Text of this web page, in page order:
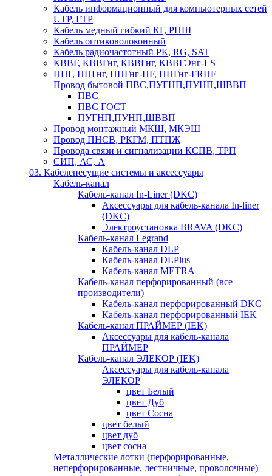
Кабель информационный для компьютерных сетей
UTP, FTP
Кабель медный гибкий КГ, РПШ
Кабель оптиковолоконный
Кабель радиочастотный РК, RG, SAT
КВВГ, КВВГнг, КВВГнг, КВВГЭнг-LS
ППГ, ППГнг, ППГнг-HF, ППГнг-FRHF
Провод бытовой ПВС,ПУГНП,ПУНП,ШВВП
ПВС
ПВС ГОСТ
ПУГНП,ПУНП,ШВВП
Провод монтажный МКШ, МКЭШ
Провод ПНСВ, РКГМ, ПТПЖ
Провода связи и сигнализации КСПВ, ТРП
СИП, АС, А
03. Кабеленесущие системы и аксессуары
Кабель-канал
Кабель-канал In-Liner (DKC)
Аксессуары для кабель-канала In-liner
(DKC)
Электроустановка BRAVA (DKC)
Кабель-канал Legrand
Кабель-канал DLP
Кабель-канал DLPlus
Кабель-канал METRA
Кабель-канал перфорированный (все
производители)
Кабель-канал перфорированный DKC
Кабель-канал перфорированный IEK
Кабель-канал ПРАЙМЕР (IEK)
Аксессуары для кабель-канала
ПРАЙМЕР
Кабель-канал ЭЛЕКОР (IEK)
Аксессуары для кабель-канала
ЭЛЕКОР
цвет Белый
цвет Дуб
цвет Сосна
цвет белый
цвет дуб
цвет сосна
Металлические лотки (перфорированные,
неперфорированные, лестничные, проволочные)